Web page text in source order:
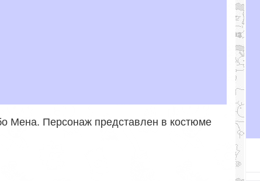
Мена. Персонаж представлен в костюме